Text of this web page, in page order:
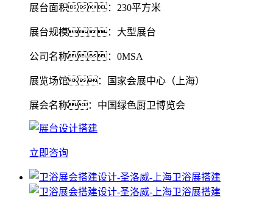
展台面积：230平方米
展台规模：大型展台
公司名称：0MSA
展览场馆：国家会展中心（上海）
展会名称：中国绿色厨卫博览会
立即咨询